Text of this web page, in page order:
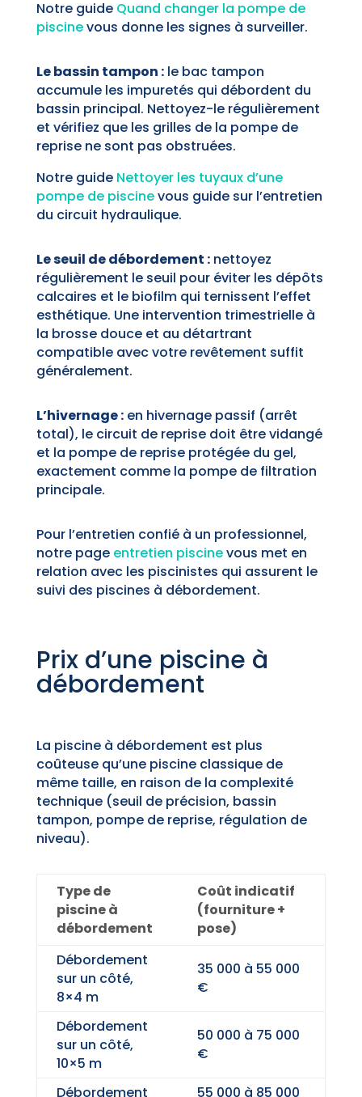
Notre guide Quand changer la pompe de
piscinevous donne les signes à surveiller.
Le bassin tampon :le bac tampon
accumule les impuretés qui débordent du
bassin principal. Nettoyez-le régulièrement
et vérifiez que les grilles de la pompe de
reprise ne sont pas obstruées.
Notre guide Nettoyer les tuyaux d’une
pompe de piscinevous guide sur l’entretien
du circuit hydraulique.
Le seuil de débordement :nettoyez
régulièrement le seuil pour éviter les dépôts
calcaires et le biofilm qui ternissent l’effet
esthétique. Une intervention trimestrielle à
la brosse douce et au détartrant
compatible avec votre revêtement suffit
généralement.
L’hivernage :en hivernage passif (arrêt
total), le circuit de reprise doit être vidangé
et la pompe de reprise protégée du gel,
exactement comme la pompe de filtration
principale.
Pour l’entretien confié à un professionnel,
notre page entretien piscinevous met en
relation avec les piscinistes qui assurent le
suivi des piscines à débordement.
Prix d’une piscine à
débordement
La piscine à débordement est plus
coûteuse qu’une piscine classique de
même taille, en raison de la complexité
technique (seuil de précision, bassin
tampon, pompe de reprise, régulation de
niveau).
Type de
piscine à
débordement
Coût indicatif
(fourniture +
pose)
Débordement
sur un côté,
8×4 m
35 000 à 55 000
€
Débordement
sur un côté,
10×5 m
50 000 à 75 000
€
Débordement 55 000 à 85 000